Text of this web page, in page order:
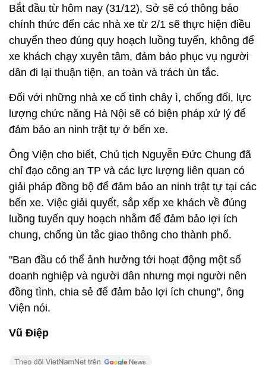
Bắt đầu từ hôm nay (31/12), Sở sẽ có thông báo
chính thức đến các nhà xe từ 2/1 sẽ thực hiện điều
chuyển theo đúng quy hoạch luồng tuyến, không để
xe khách chạy xuyên tâm, đảm bảo phục vụ người
dân đi lại thuận tiện, an toàn và trách ùn tắc.
Đối với những nhà xe cố tình chây ì, chống đối, lực
lượng chức năng Hà Nội sẽ có biện pháp xử lý để
đảm bảo an ninh trật tự ở bến xe.
Ông Viện cho biết, Chủ tịch Nguyễn Đức Chung đã
chỉ đạo công an TP và các lực lượng liên quan có
giải pháp đồng bộ để đảm bảo an ninh trật tự tại các
bến xe. Việc giải quyết, sắp xếp xe khách về đúng
luồng tuyến quy hoạch nhằm để đảm bảo lợi ích
chung, chống ùn tắc giao thông cho thành phố.
"Ban đầu có thể ảnh hưởng tới hoạt động một số
doanh nghiệp và người dân nhưng mọi người nên
đồng tình, chia sẻ để đảm bảo lợi ích chung”, ông
Viện nói.
Vũ Điệp